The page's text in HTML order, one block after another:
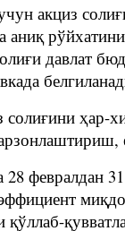
акциз
аниқ
давлат
ҳар-
28 февралдан